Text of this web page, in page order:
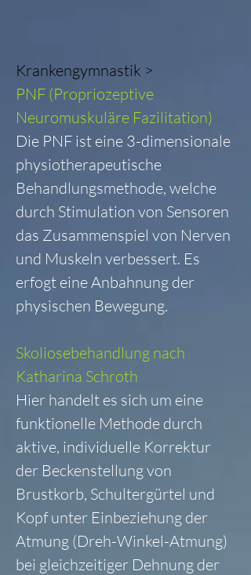
Krankengymnastik >
PNF (Propriozeptive
Neuromuskuläre Fazilitation)
Die PNF ist eine 3-dimensionale
physiotherapeutische
Behandlungsmethode, welche
durch Stimulation von Sensoren
das Zusammenspiel von Nerven
und Muskeln verbessert. Es
erfogt eine Anbahnung der
physischen Bewegung.
Skoliosebehandlung nach
Katharina Schroth
Hier handelt es sich um eine
funktionelle Methode durch
aktive, individuelle Korrektur
der Beckenstellung von
Brustkorb, Schultergürtel und
Kopf unter Einbeziehung der
Atmung (Dreh-Winkel-Atmung)
bei gleichzeitiger Dehnung der